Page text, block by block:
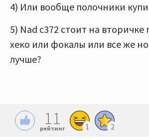
4) Или вообще полочники
5) Nad c372 стоит на вторичке
хеко или фокалы или все же
лучше?
11
рейтинг 1 2